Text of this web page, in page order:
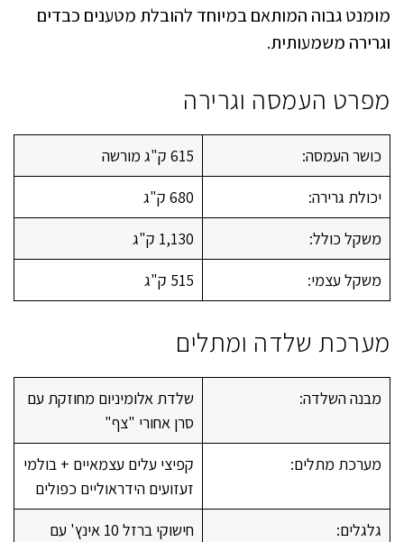
מומנט גבוה המותאם במיוחד להובלת מטענים כבדים
וגרירה משמעותית.
מפרט העמסה וגרירה
כושר העמסה:
615 ק"ג מורשה
יכולת גרירה:
680 ק"ג
משקל כולל:
1,130 ק"ג
משקל עצמי:
515 ק"ג
מערכת שלדה ומתלים
מבנה השלדה:
שלדת אלומיניום מחוזקת עם
סרן אחורי "צף"
מערכת מתלים:
קפיצי עלים עצמאיים + בולמי
זעזועים הידראוליים כפולים
גלגלים:
חישוקי ברזל 10 אינץ' עם